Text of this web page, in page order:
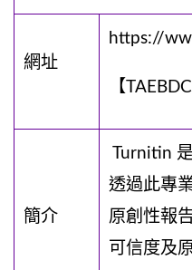
網址
https://
【
簡介
Turnitin
透過此專
原創性報
可信度及